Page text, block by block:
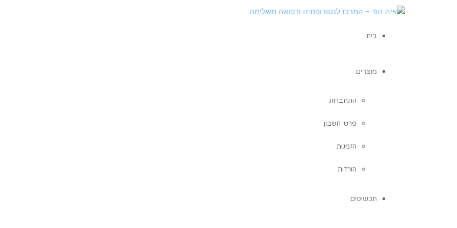
בית
מוצרים
התחברות
פרטי חשבון
הזמנות
הורדות
תכשיטים